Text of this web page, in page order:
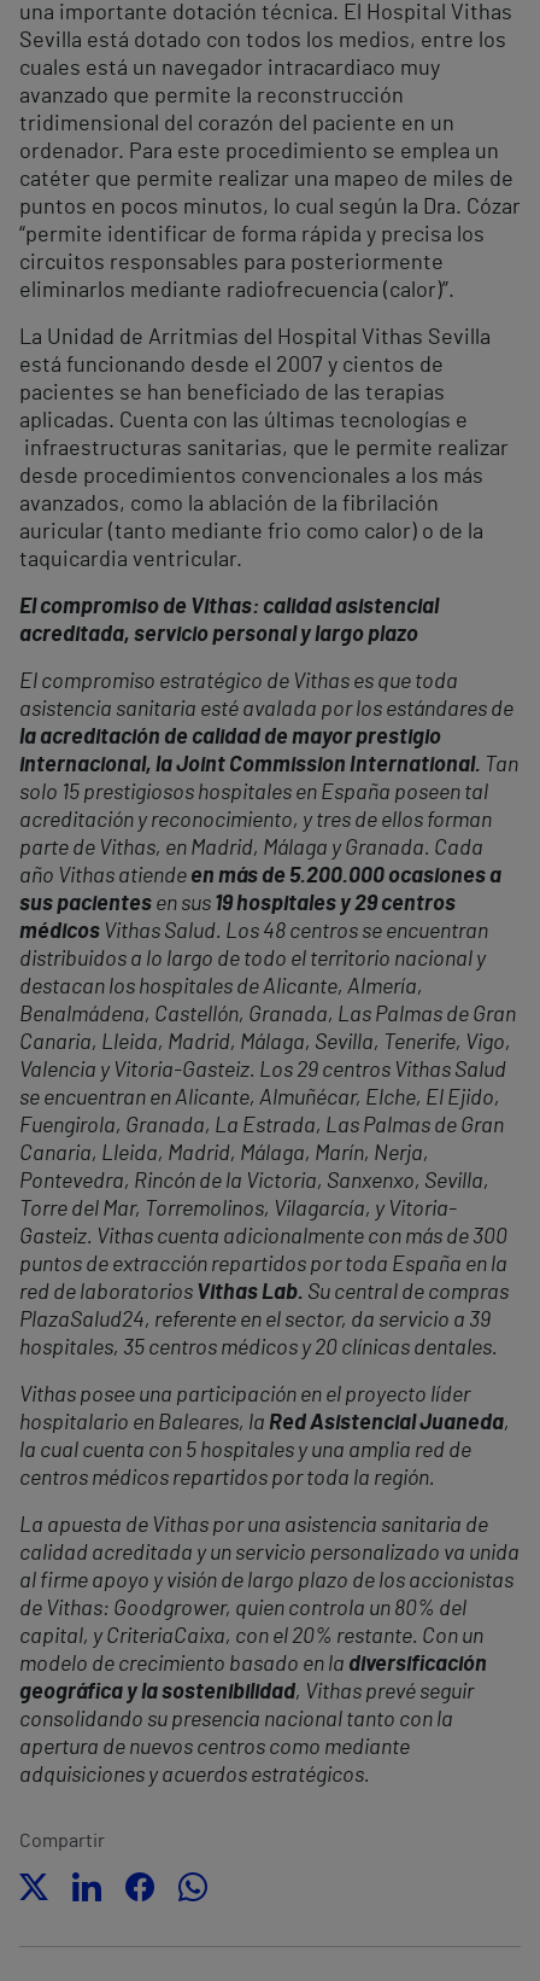
una importante dotación técnica. El Hospital Vithas
Sevilla está dotado con todos los medios, entre los
cuales está un navegador intracardiaco muy
avanzado que permite la reconstrucción
tridimensional del corazón del paciente en un
ordenador. Para este procedimiento se emplea un
catéter que permite realizar una mapeo de miles de
puntos en pocos minutos, lo cual según la Dra. Cózar
“permite identificar de forma rápida y precisa los
circuitos responsables para posteriormente
eliminarlos mediante radiofrecuencia (calor)”.
La Unidad de Arritmias del Hospital Vithas Sevilla
está funcionando desde el 2007 y cientos de
pacientes se han beneficiado de las terapias
aplicadas. Cuenta con las últimas tecnologías e
infraestructuras sanitarias, que le permite realizar
desde procedimientos convencionales a los más
avanzados, como la ablación de la fibrilación
auricular (tanto mediante frio como calor) o de la
taquicardia ventricular.
El compromiso de Vithas: calidad asistencial
acreditada, servicio personal y largo plazo
El compromiso estratégico de Vithas es que toda
asistencia sanitaria esté avalada por los estándares de
la acreditación de calidad de mayor prestigio
internacional, la Joint Commission International. Tan
solo 15 prestigiosos hospitales en España poseen tal
acreditación y reconocimiento, y tres de ellos forman
parte de Vithas, en Madrid, Málaga y Granada. Cada
año Vithas atiende en más de 5.200.000 ocasiones a
sus pacientes en sus 19 hospitales y 29 centros
médicos Vithas Salud. Los 48 centros se encuentran
distribuidos a lo largo de todo el territorio nacional y
destacan los hospitales de Alicante, Almería,
Benalmádena, Castellón, Granada, Las Palmas de Gran
Canaria, Lleida, Madrid, Málaga, Sevilla, Tenerife, Vigo,
Valencia y Vitoria-Gasteiz. Los 29 centros Vithas Salud
se encuentran en Alicante, Almuñécar, Elche, El Ejido,
Fuengirola, Granada, La Estrada, Las Palmas de Gran
Canaria, Lleida, Madrid, Málaga, Marín, Nerja,
Pontevedra, Rincón de la Victoria, Sanxenxo, Sevilla,
Torre del Mar, Torremolinos, Vilagarcía, y Vitoria-
Gasteiz. Vithas cuenta adicionalmente con más de 300
puntos de extracción repartidos por toda España en la
red de laboratorios Vithas Lab. Su central de compras
PlazaSalud24, referente en el sector, da servicio a 39
hospitales, 35 centros médicos y 20 clínicas dentales.
Vithas posee una participación en el proyecto líder
hospitalario en Baleares, la Red Asistencial Juaneda,
la cual cuenta con 5 hospitales y una amplia red de
centros médicos repartidos por toda la región.
La apuesta de Vithas por una asistencia sanitaria de
calidad acreditada y un servicio personalizado va unida
al firme apoyo y visión de largo plazo de los accionistas
de Vithas: Goodgrower, quien controla un 80% del
capital, y CriteriaCaixa, con el 20% restante. Con un
modelo de crecimiento basado en la diversificación
geográfica y la sostenibilidad, Vithas prevé seguir
consolidando su presencia nacional tanto con la
apertura de nuevos centros como mediante
adquisiciones y acuerdos estratégicos.
Compartir